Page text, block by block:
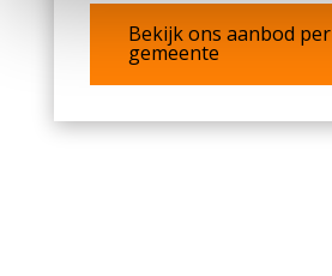
Bekijk ons aanbod per
gemeente